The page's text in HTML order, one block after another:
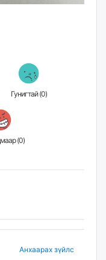
Гунигтай (0)
Үзэн ядмаар (0)
Анхаарах зүйлс